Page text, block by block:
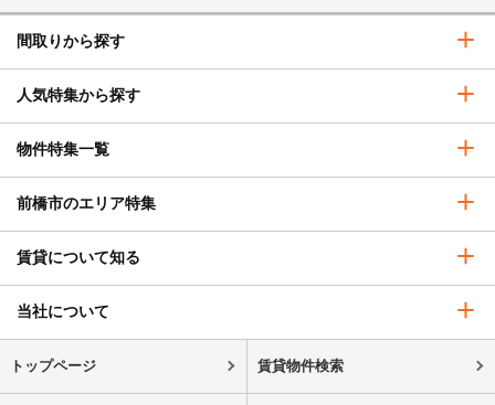
間取りから探す
人気特集から探す
物件特集一覧
前橋市のエリア特集
賃貸について知る
当社について
トップページ 賃貸物件検索